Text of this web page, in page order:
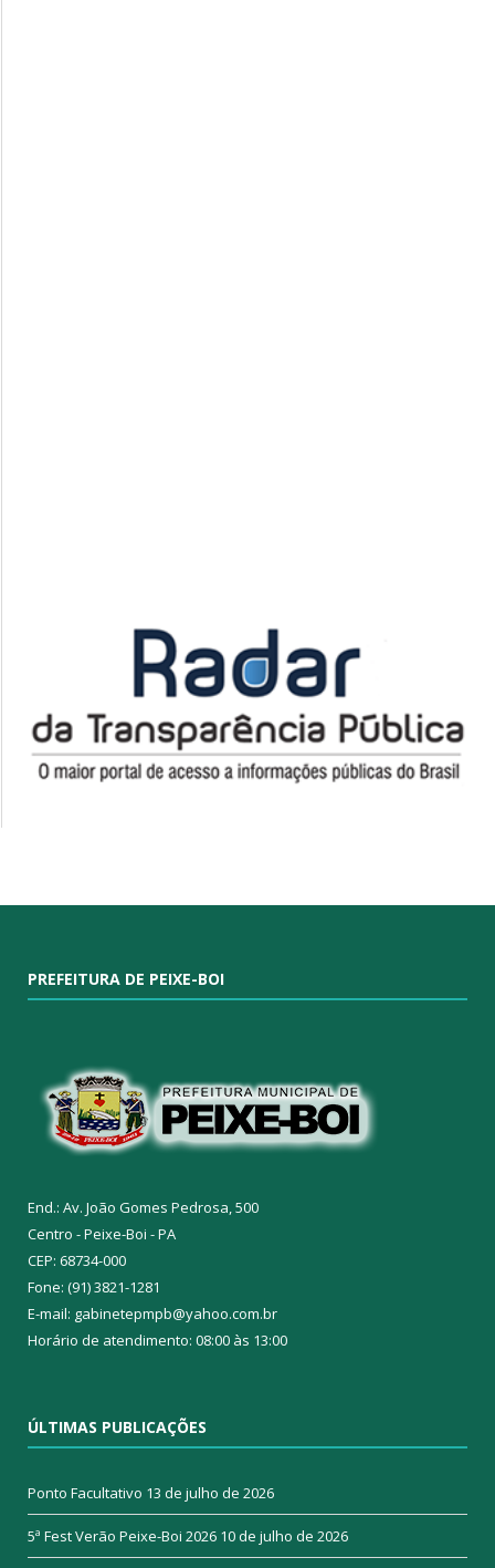
PREFEITURA DE PEIXE-BOI
End.: Av. João Gomes Pedrosa, 500
Centro - Peixe-Boi - PA
CEP: 68734-000
Fone: (91) 3821-1281
E-mail: gabinetepmpb@yahoo.com.br
Horário de atendimento: 08:00 às 13:00
ÚLTIMAS PUBLICAÇÕES
Ponto Facultativo 13 de julho de 2026
5ª Fest Verão Peixe-Boi 2026 10 de julho de 2026